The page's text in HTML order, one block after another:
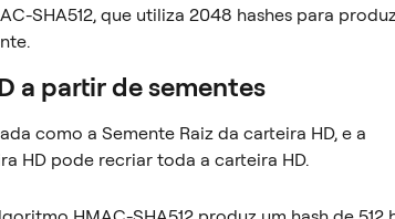
SHA512, que utiliza 2048 hashes para
a partir de sementes
como a Semente Raiz da carteira HD, e a
HD pode recriar toda a carteira HD.